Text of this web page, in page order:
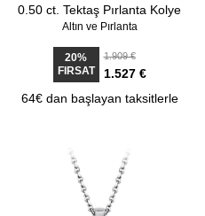
0.50 ct. Tektaş Pırlanta Kolye
Altın ve Pırlanta
20%
FIRSAT
1.909 €
1.527 €
64€ dan başlayan taksitlerle